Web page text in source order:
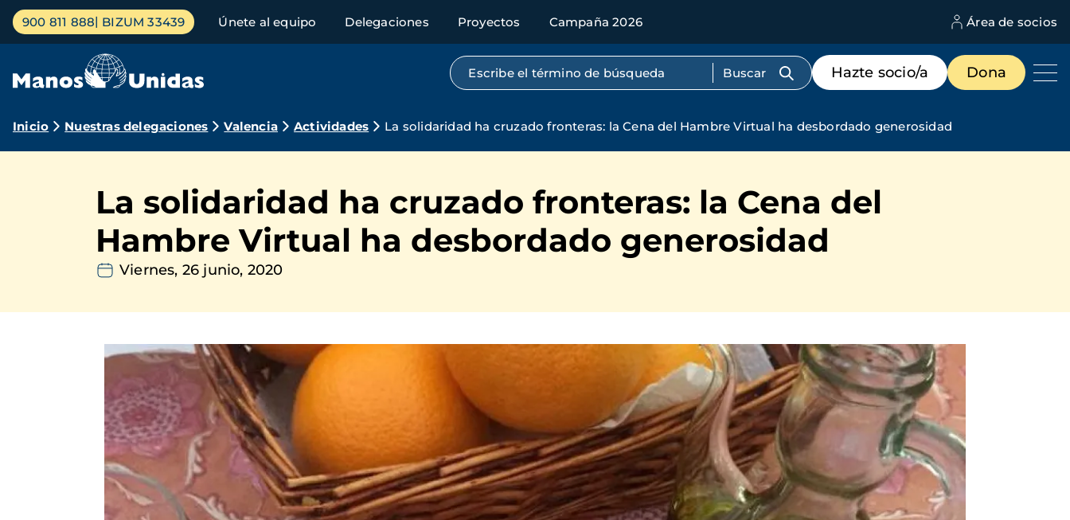
Pasar
contenido
Menú
principal
900 811 888 BIZUM 33439 Únete al equipo Delegaciones Proyectos Campaña 2026 Área de socios
Búsqueda por texto completo
Menú
de
destacados
Hazte socio/a Dona
Ruta
navegación
Inicio Nuestras delegaciones Valencia Actividades La solidaridad ha cruzado fronteras: la Cena del Hambre Virtual ha desbordado generosidad
La solidaridad ha cruzado fronteras: la Cena del
Hambre Virtual ha desbordado generosidad
Viernes, 26 junio, 2020